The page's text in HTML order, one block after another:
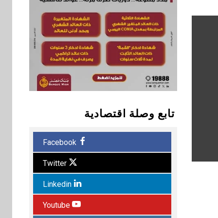
تابع وصلة اقتصادية
Facebook
Twitter
Linkedin
Youtube